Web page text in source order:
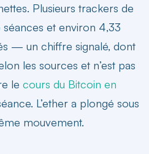
Plusieurs trackers de
et environ 4,33
— un chiffre signalé, dont
les sources et n’est pas
le cours du Bitcoin en
L’ether a plongé sous
mouvement.